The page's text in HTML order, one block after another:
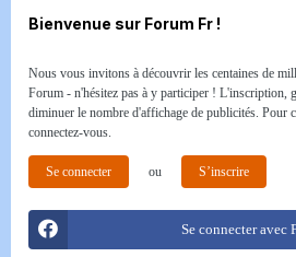
Bienvenue sur Forum Fr !
Nous vous invitons à découvrir les centaines de
Forum - n'hésitez pas à y participer ! L'inscription,
diminuer le nombre d'affichage de publicités. Pour
connectez-vous.
Se connecter ou S’inscrire
Se connecter avec